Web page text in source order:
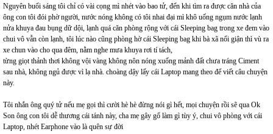
Nguyên buổi sáng tôi chỉ có vài cọng mì nhét vào bao tử, đến khi tìm ra được căn nhà của
ông con tôi đói phờ người, nước nóng không có tôi nhai đại mì khô uống ngụm nước lạnh
nửa khuya đau bụng dữ dội, lạnh quá căn phòng rộng với cái Sleeping bag trong xe đem vào
chui vô vẫn còn lạnh, tôi lúc nào cũng phòng hờ cái Sleeping bag khi bà xã nổi giận thì vù ra
xe chun vào cho qua đêm, nằm nghe mưa khuya rơi tí tách,
từng giọt thảnh thơi không vội vàng không nôn nóng xuống mảnh đất chưa tráng Ciment
sau nhà, không ngủ được vì lạ nhà. choàng dậy lấy cái Laptop mang theo để viết câu chuyện
này.
Tôi nhắn ông quý tử nếu mẹ gọi thì cười hè hè đừng nói gì hết, mọi chuyện rồi sẽ qua Ok
Son ông con tôi dễ thương cái tánh này, cha mẹ gây gổ làm gì tùy ý, chui vô phòng với cái
Laptop, nhét Earphone vào là quên sự đời